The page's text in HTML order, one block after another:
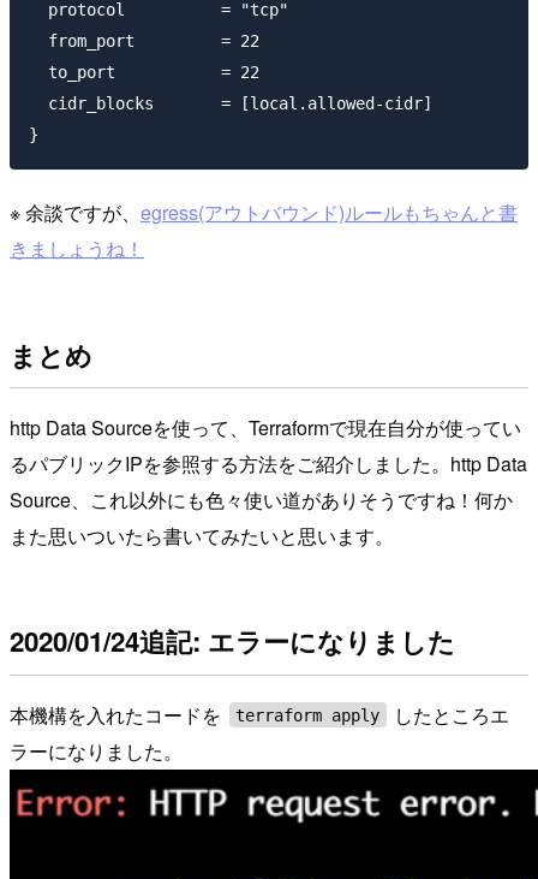
  protocol          = "tcp"
  from_port         = 22
  to_port           = 22
  cidr_blocks       = [local.allowed-cidr]
※ 余談ですが、 egress(アウトバウンド)ルールもちゃんと書
きましょうね！
まとめ
http Data Sourceを使って、Terraformで現在自分が使ってい
るパブリックIPを参照する方法をご紹介しました。http Data
Source、これ以外にも色々使い道がありそうですね！何か
また思いついたら書いてみたいと思います。
2020/01/24追記: エラーになりました
本機構を入れたコードを terraform apply
したところエ
ラーになりました。